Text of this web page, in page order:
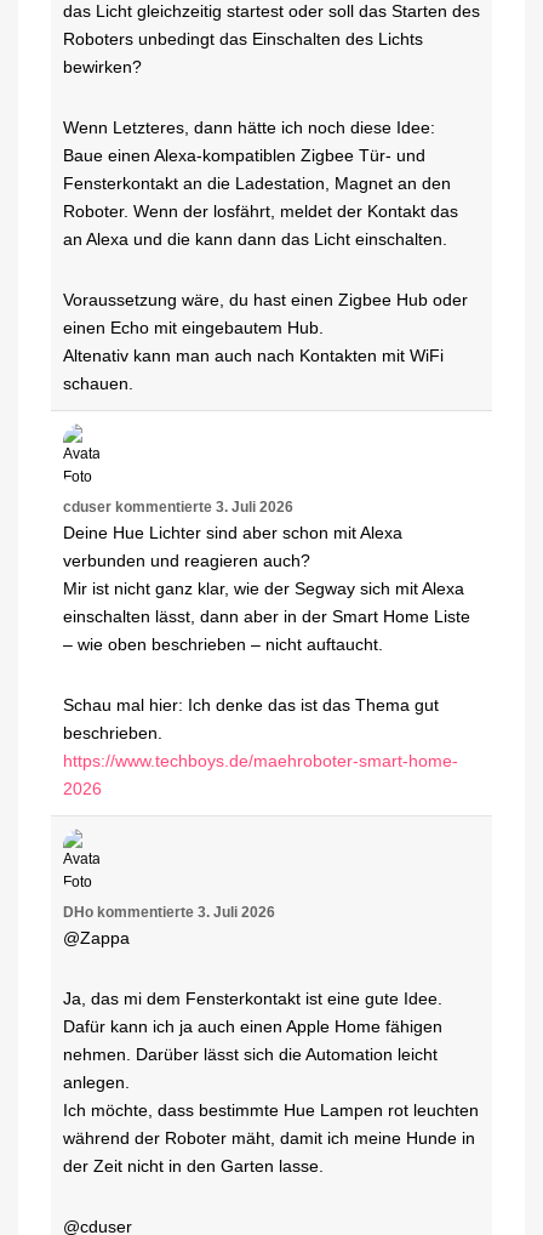
das Licht gleichzeitig startest oder soll das Starten des
Roboters unbedingt das Einschalten des Lichts
bewirken?
Wenn Letzteres, dann hätte ich noch diese Idee:
Baue einen Alexa-kompatiblen Zigbee Tür- und
Fensterkontakt an die Ladestation, Magnet an den
Roboter. Wenn der losfährt, meldet der Kontakt das
an Alexa und die kann dann das Licht einschalten.
Voraussetzung wäre, du hast einen Zigbee Hub oder
einen Echo mit eingebautem Hub.
Altenativ kann man auch nach Kontakten mit WiFi
schauen.
cduser kommentierte 3. Juli 2026
Deine Hue Lichter sind aber schon mit Alexa
verbunden und reagieren auch?
Mir ist nicht ganz klar, wie der Segway sich mit Alexa
einschalten lässt, dann aber in der Smart Home Liste
– wie oben beschrieben – nicht auftaucht.
Schau mal hier: Ich denke das ist das Thema gut
beschrieben.
https://www.techboys.de/maehroboter-smart-home-
2026
DHo kommentierte 3. Juli 2026
@Zappa
Ja, das mi dem Fensterkontakt ist eine gute Idee.
Dafür kann ich ja auch einen Apple Home fähigen
nehmen. Darüber lässt sich die Automation leicht
anlegen.
Ich möchte, dass bestimmte Hue Lampen rot leuchten
während der Roboter mäht, damit ich meine Hunde in
der Zeit nicht in den Garten lasse.
@cduser